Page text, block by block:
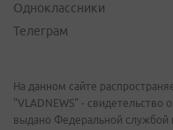
Одноклассники
Телеграм
На данном сайте
"VLADNEWS" -
выдано Федеральной службой